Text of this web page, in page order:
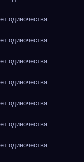
одиночества
одиночества
одиночества
одиночества
одиночества
одиночества
одиночества